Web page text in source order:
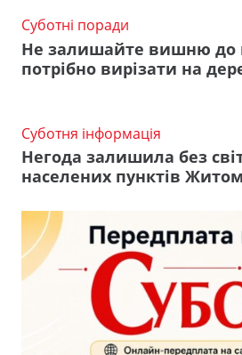
Суботні поради
Не залишайте вишню до
потрібно вирізати на
Суботня інформація
Негода залишила без
населених пунктів